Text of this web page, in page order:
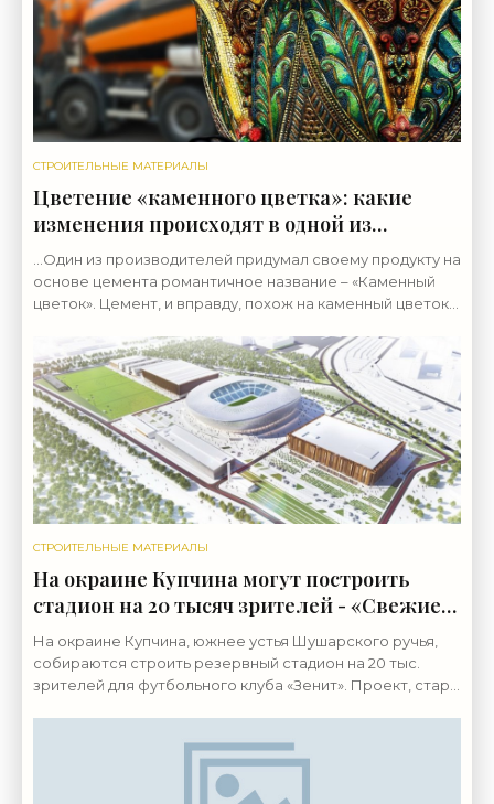
СТРОИТЕЛЬНЫЕ МАТЕРИАЛЫ
Цветение «каменного цветка»: какие
изменения происходят в одной из
старейших отраслей - цементной -
«Строительные Материалы»
…Один из производителей придумал своему продукту на
основе цемента романтичное название – «Каменный
цветок». Цемент, и вправду, похож на каменный цветок.
СТРОИТЕЛЬНЫЕ МАТЕРИАЛЫ
На окраине Купчина могут построить
стадион на 20 тысяч зрителей - «Свежие
новости строительства»
На окраине Купчина, южнее устья Шушарского ручья,
собираются строить резервный стадион на 20 тыс.
зрителей для футбольного клуба «Зенит». Проект, старт